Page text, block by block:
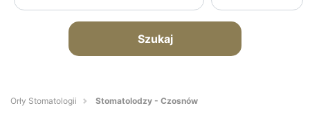
Szukaj
Orły Stomatologii Stomatolodzy - Czosnów